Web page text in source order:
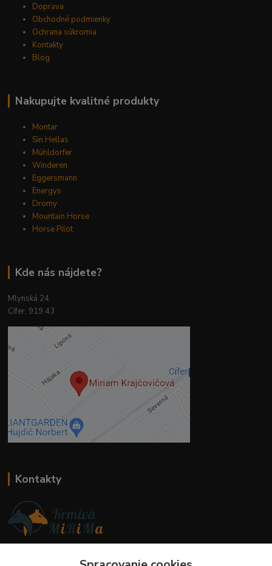
Doprava
Obchodné podmienky
Ochrana súkromia
Kontakty
Blog
Nakupujte kvalitné produkty
Montar
Sin Hellas
Mühldorfer
Winderen
Eggersmann
Energys
Dromy
Mountain Horse
Horse Pilot
Kde nás nájdete?
Mlynská 24
Cífer, 919 43
Kontakty